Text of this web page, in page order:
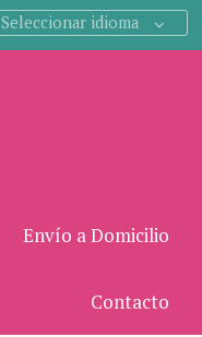
Seleccionar idioma
Envío a Domicilio
Contacto